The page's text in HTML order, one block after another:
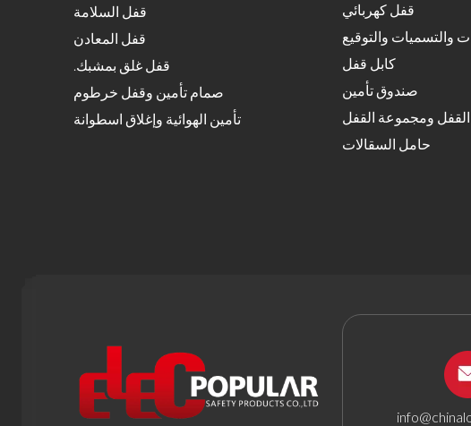
قفل السلامة
قفل المعادن
قفل غلق بمشبك.
صمام تأمين وقفل خرطوم
تأمين الهوائية وإغلاق اسطوانة
قفل كهربائي
والتسميات والتوقيع
كابل قفل
صندوق تأمين
ومجموعة القفل
حامل السقالات